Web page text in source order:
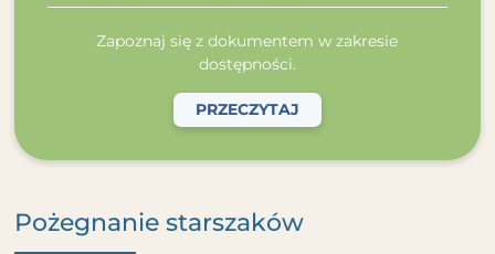
Zapoznaj się z dokumentem w zakresie
dostępności.
PRZECZYTAJ
Pożegnanie starszaków